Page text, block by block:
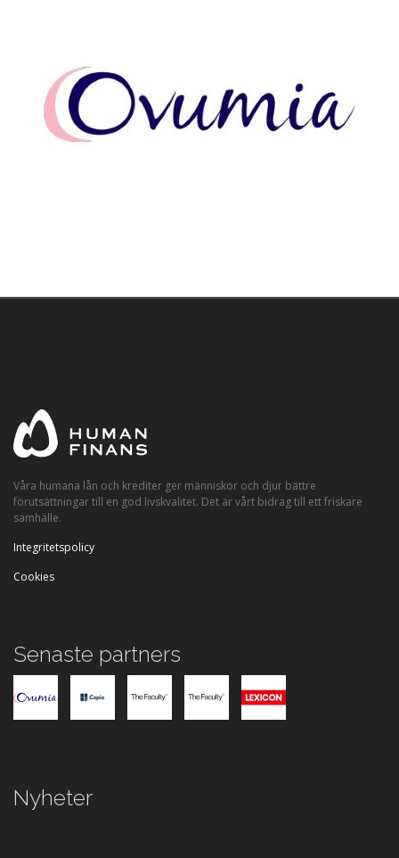
Våra humana lån och krediter ger människor och djur bättre
förutsättningar till en god livskvalitet. Det är vårt bidrag till ett friskare
samhälle.
Integritetspolicy
Cookies
Senaste partners
Nyheter